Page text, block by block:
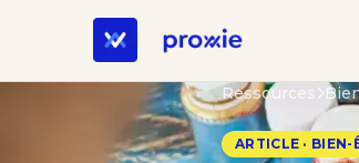
Ressources
ARTICLE · BIEN-